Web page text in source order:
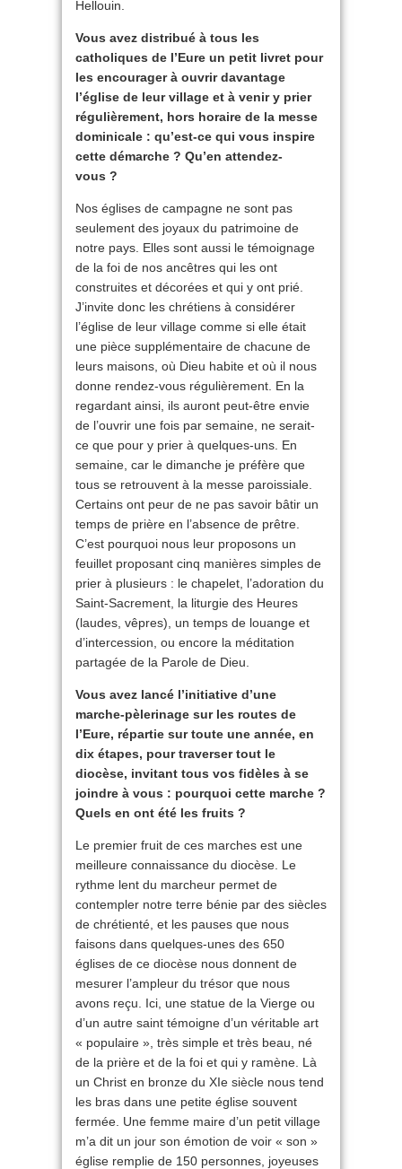
Hellouin.
Vous avez distribué à tous les
catholiques de l’Eure un petit livret pour
les encourager à ouvrir davantage
l’église de leur village et à venir y prier
régulièrement, hors horaire de la messe
dominicale : qu’est-ce qui vous inspire
cette démarche ? Qu’en attendez-
vous ?
Nos églises de campagne ne sont pas
seulement des joyaux du patrimoine de
notre pays. Elles sont aussi le témoignage
de la foi de nos ancêtres qui les ont
construites et décorées et qui y ont prié.
J’invite donc les chrétiens à considérer
l’église de leur village comme si elle était
une pièce supplémentaire de chacune de
leurs maisons, où Dieu habite et où il nous
donne rendez-vous régulièrement. En la
regardant ainsi, ils auront peut-être envie
de l’ouvrir une fois par semaine, ne serait-
ce que pour y prier à quelques-uns. En
semaine, car le dimanche je préfère que
tous se retrouvent à la messe paroissiale.
Certains ont peur de ne pas savoir bâtir un
temps de prière en l’absence de prêtre.
C’est pourquoi nous leur proposons un
feuillet proposant cinq manières simples de
prier à plusieurs : le chapelet, l’adoration du
Saint-Sacrement, la liturgie des Heures
(laudes, vêpres), un temps de louange et
d’intercession, ou encore la méditation
partagée de la Parole de Dieu.
Vous avez lancé l’initiative d’une
marche-pèlerinage sur les routes de
l’Eure, répartie sur toute une année, en
dix étapes, pour traverser tout le
diocèse, invitant tous vos fidèles à se
joindre à vous : pourquoi cette marche ?
Quels en ont été les fruits ?
Le premier fruit de ces marches est une
meilleure connaissance du diocèse. Le
rythme lent du marcheur permet de
contempler notre terre bénie par des siècles
de chrétienté, et les pauses que nous
faisons dans quelques-unes des 650
églises de ce diocèse nous donnent de
mesurer l’ampleur du trésor que nous
avons reçu. Ici, une statue de la Vierge ou
d’un autre saint témoigne d’un véritable art
« populaire », très simple et très beau, né
de la prière et de la foi et qui y ramène. Là
un Christ en bronze du XIe siècle nous tend
les bras dans une petite église souvent
fermée. Une femme maire d’un petit village
m’a dit un jour son émotion de voir « son »
église remplie de 150 personnes, joyeuses